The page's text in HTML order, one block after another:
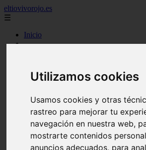
Utilizamos cookies
Usamos cookies y otras
rastreo para mejorar tu
navegación en nuestra web,
mostrarte contenidos
anuncios adecuados, para
eltiovivorojo.es
☰
Inicio
argentina
carnes
espana
mariscos
otros
postres